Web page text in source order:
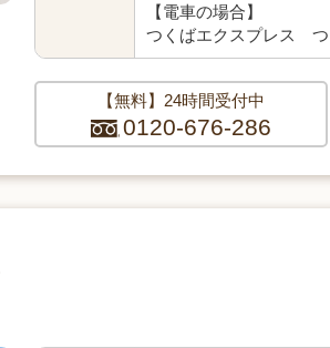
【電車の場合】
つくばエクスプレス つ
【無料】24時間受付中
0120-676-286